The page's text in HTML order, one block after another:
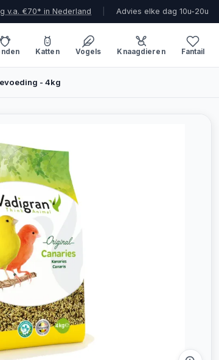
v.a. €70* in Nederland Advies elke dag 10u-20u
Katten Vogels Knaagdieren Fantail
- 4kg